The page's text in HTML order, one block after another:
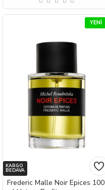
YENI
KARGO
BEDAVA
Frederic Malle Noir Epices 100